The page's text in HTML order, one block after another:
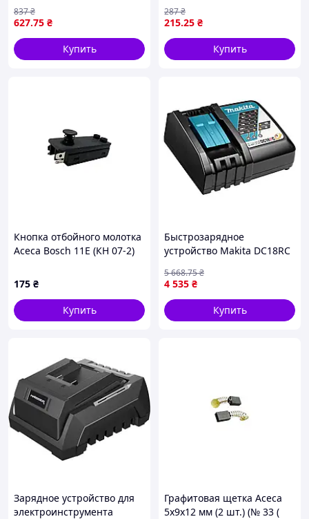
электродвигателя
перфоратора
627.75 ₴
837₴
Купить
2609110150 — коническая
пара УШМ 115/125
215.25 ₴
287₴
Купить
Кнопка отбойного молотка
Асеса Bosch 11E (КН 07-2)
175 ₴
Купить
Быстрозарядное
устройство Makita DC18RC
4 535 ₴
5 668.75₴
Купить
Зарядное устройство для
электроинструмента
Графитовая щетка Асеса
5x9x12 мм (2 шт.) (№ 33 (